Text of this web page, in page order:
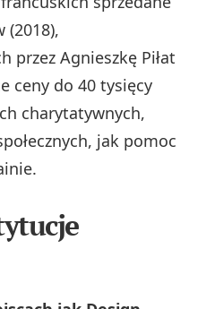
(2018),
przez Agnieszkę Piłat
ceny do 40 tysięcy
charytatywnych,
jak pomoc